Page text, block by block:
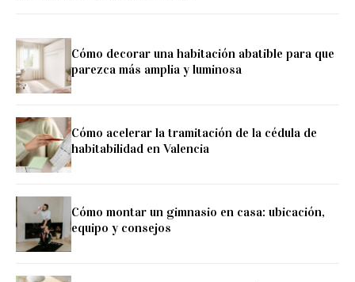
Cómo decorar una habitación abatible para que
parezca más amplia y luminosa
Cómo acelerar la tramitación de la cédula de
habitabilidad en Valencia
Cómo montar un gimnasio en casa: ubicación,
equipo y consejos